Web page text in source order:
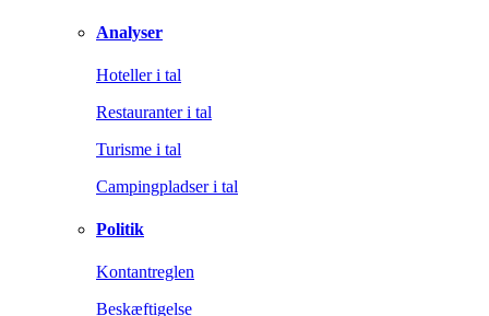
Analyser
Hoteller i tal
Restauranter i tal
Turisme i tal
Campingpladser i tal
Politik
Kontantreglen
Beskæftigelse